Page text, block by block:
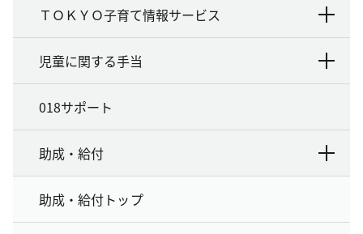
ＴＯＫＹＯ子育て情報サービス
児童に関する手当
018サポート
助成・給付
助成・給付トップ